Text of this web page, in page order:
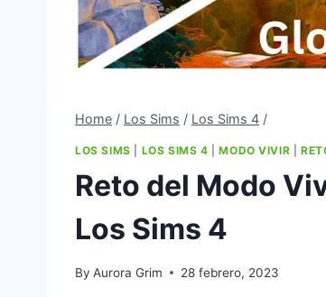
Home / Los Sims / Los Sims 4 /
LOS SIMS LOS SIMS 4 |MODO VIVIR |
Reto del Modo
Los Sims 4
By Aurora Grim 28 febrero, 2023